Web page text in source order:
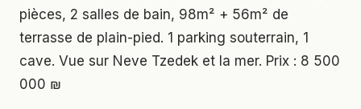
pièces, 2 salles de bain, 98m² + 56m² de
terrasse de plain-pied. 1 parking souterrain, 1
cave. Vue sur Neve Tzedek et la mer. Prix : 8 500
000 ₪